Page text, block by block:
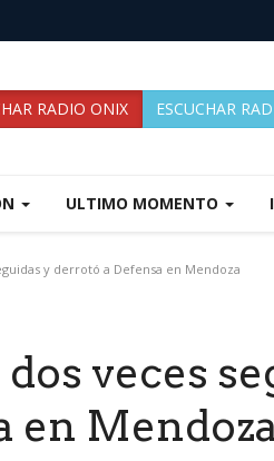
RADIO ONIX ESCUCHAR
ULTIMO MOMENTO
y derrotó a Defensa en Mendoza
veces
en